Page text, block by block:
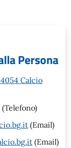
Persona
Calcio
(Telefono)
(Email)
(Email)